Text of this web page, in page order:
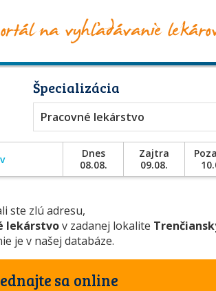
Špecializácia
Pracovné lekárstvo
Dnes
08.08.
Zajtra
09.08.
ste zlú adresu,
lekárstvov zadanej lokalite
je v našej databáze.
sa online